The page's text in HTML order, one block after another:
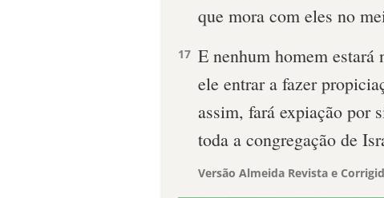
que mora com eles no
17 E nenhum homem estará
ele entrar a fazer
assim, fará expiação por
toda a congregação de
Versão Almeida Revista e